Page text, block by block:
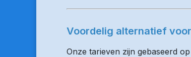
Voordelig alternatief
Onze tarieven zijn gebaseerd